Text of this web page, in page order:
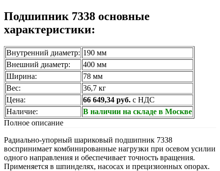
Подшипник 7338 основные
характеристики:
Внутренний диаметр: 190 мм
Внешний диаметр:
400 мм
Ширина:
78 мм
Вес:
36,7 кг
Цена:
66 649,34 руб. с НДС
Наличие:
В наличии на складе в Москве
Полное описание
Радиально-упорный шариковый подшипник 7338
воспринимает комбинированные нагрузки при осевом усилии
одного направления и обеспечивает точность вращения.
Применяется в шпинделях, насосах и прецизионных опорах.